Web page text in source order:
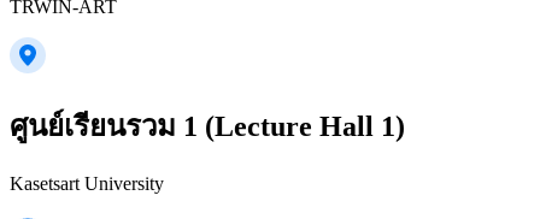
TRWIN-ART
ศูนย์เรียนรวม 1 (Lecture Hall 1)
Kasetsart University